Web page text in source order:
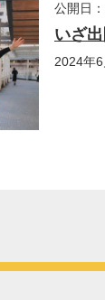
公開日
いざ
2024年